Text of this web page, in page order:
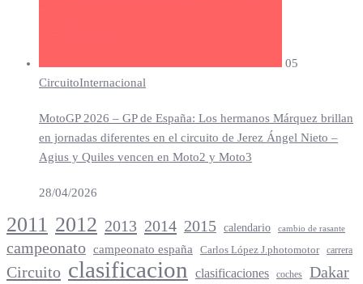
05
CircuitoInternacional
MotoGP 2026 – GP de España: Los hermanos Márquez brillan
en jornadas diferentes en el circuito de Jerez Ángel Nieto –
Agius y Quiles vencen en Moto2 y Moto3
28/04/2026
2011 2012 2013 2014 2015 calendario cambio de rasante
campeonato campeonato españa Carlos López J.photomotor carrera
Circuito clasificacion clasificaciones coches Dakar